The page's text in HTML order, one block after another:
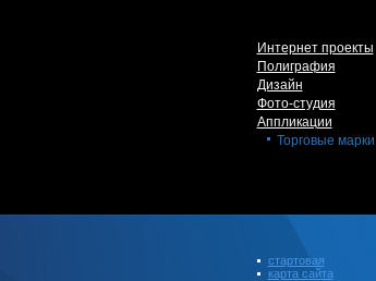
Интернет проекты
Полиграфия
Дизайн
Фото-студия
Аппликации
Торговые марки
стартовая
карта сайта